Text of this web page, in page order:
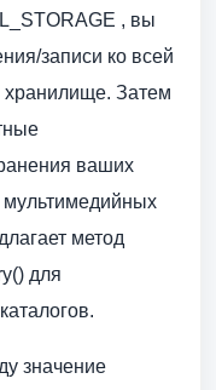
, вы
записи ко всей
Затем
ваших
метод
для
значение